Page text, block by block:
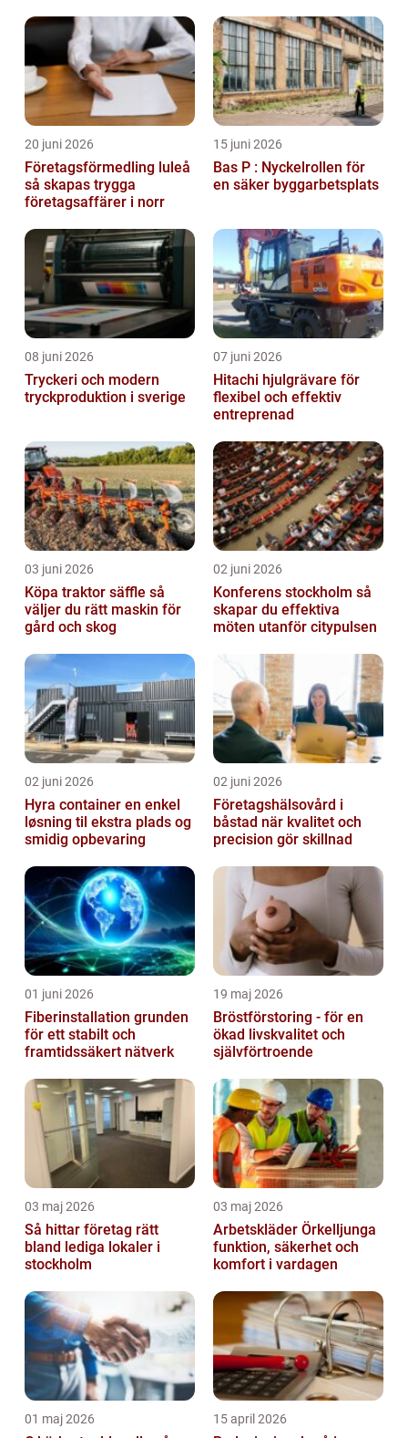
20 juni 2026
Företagsförmedling luleå
så skapas trygga
företagsaffärer i norr
15 juni 2026
Bas P : Nyckelrollen för
en säker byggarbetsplats
08 juni 2026
Tryckeri och modern
tryckproduktion i sverige
07 juni 2026
Hitachi hjulgrävare för
flexibel och effektiv
entreprenad
03 juni 2026
Köpa traktor säffle så
väljer du rätt maskin för
gård och skog
02 juni 2026
Konferens stockholm så
skapar du effektiva
möten utanför citypulsen
02 juni 2026
Hyra container en enkel
løsning til ekstra plads og
smidig opbevaring
02 juni 2026
Företagshälsovård i
båstad när kvalitet och
precision gör skillnad
01 juni 2026
Fiberinstallation grunden
för ett stabilt och
framtidssäkert nätverk
19 maj 2026
Bröstförstoring - för en
ökad livskvalitet och
självförtroende
03 maj 2026
Så hittar företag rätt
bland lediga lokaler i
stockholm
03 maj 2026
Arbetskläder Örkelljunga
funktion, säkerhet och
komfort i vardagen
01 maj 2026 15 april 2026